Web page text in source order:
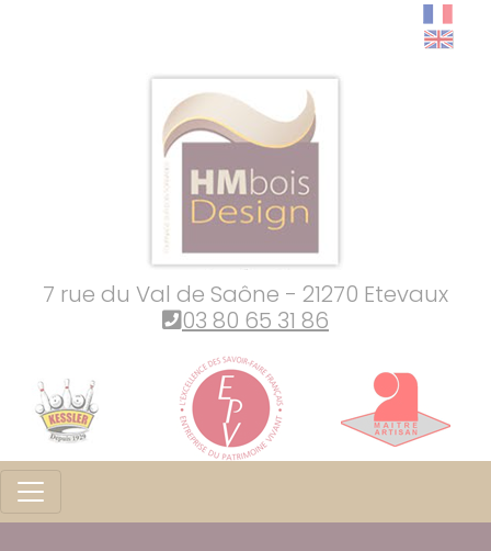
7 rue du Val de Saône - 21270 Etevaux
03 80 65 31 86